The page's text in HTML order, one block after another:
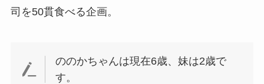
司を50貫食べる企画。
ののかちゃんは現在6歳、妹は2歳で
す。